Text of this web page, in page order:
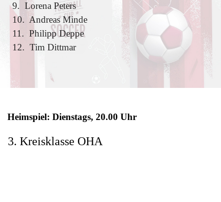
9. Lorena Peters
10. Andreas Minde
11. Philipp Deppe
12. Tim Dittmar
Heimspiel: Dienstags, 20.00 Uhr
3. Kreisklasse OHA